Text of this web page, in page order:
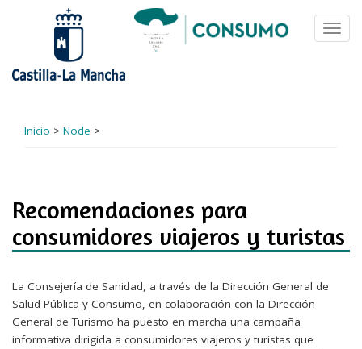
Inicio > Node >
Recomendaciones para
consumidores viajeros y turistas
La Consejería de Sanidad, a través de la Dirección General de
Salud Pública y Consumo, en colaboración con la Dirección
General de Turismo ha puesto en marcha una campaña
informativa dirigida a consumidores viajeros y turistas que